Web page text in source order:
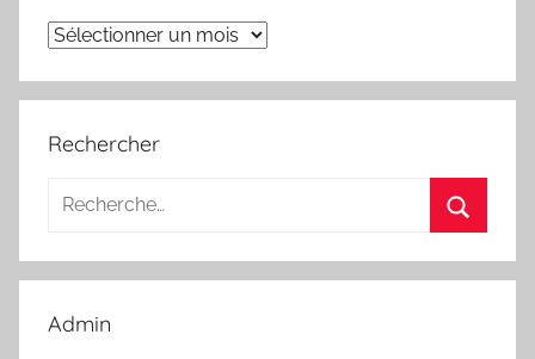
Archives
Rechercher
Recherche
:
Admin